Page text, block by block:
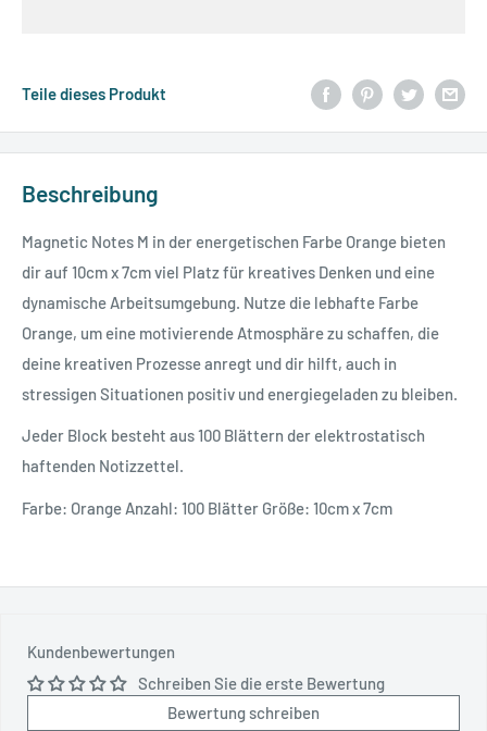
Teile dieses Produkt
Beschreibung
Magnetic Notes M in der energetischen Farbe Orange bieten
dir auf 10cm x 7cm viel Platz für kreatives Denken und eine
dynamische Arbeitsumgebung. Nutze die lebhafte Farbe
Orange, um eine motivierende Atmosphäre zu schaffen, die
deine kreativen Prozesse anregt und dir hilft, auch in
stressigen Situationen positiv und energiegeladen zu bleiben.
Jeder Block besteht aus 100 Blättern der elektrostatisch
haftenden Notizzettel.
Farbe: Orange Anzahl: 100 Blätter Größe: 10cm x 7cm
Kundenbewertungen
Schreiben Sie die erste Bewertung
Bewertung schreiben